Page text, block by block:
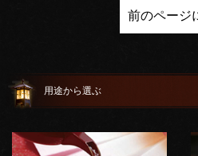
前のページ
用途から選ぶ